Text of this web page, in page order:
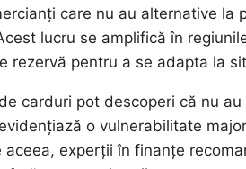
care nu au alternative
lucru se amplifică în
rezervă pentru a se adapta la
carduri pot descoperi că nu
o vulnerabilitate
experții în finanțe